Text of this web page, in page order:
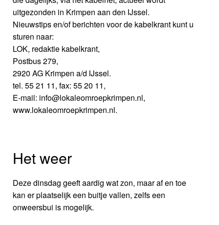
uitgezonden in Krimpen aan den IJssel.
Nieuwstips en/of berichten voor de kabelkrant kunt u
sturen naar:
LOK, redaktie kabelkrant,
Postbus 279,
2920 AG Krimpen a/d IJssel.
tel. 55 21 11, fax: 55 20 11,
E-mail: info@lokaleomroepkrimpen.nl,
www.lokaleomroepkrimpen.nl.
Het weer
Deze dinsdag geeft aardig wat zon, maar af en toe
kan er plaatselijk een buitje vallen, zelfs een
onweersbui is mogelijk.